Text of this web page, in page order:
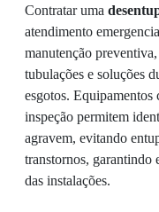
Contratar uma
atendimento
manutenção
tubulações e soluções
esgotos.
inspeção permitem
agravem, evitando
transtornos, garantindo
das instalações.